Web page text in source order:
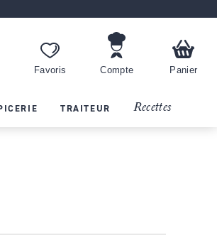
Favoris Compte Panier
TRAITEUR Recettes